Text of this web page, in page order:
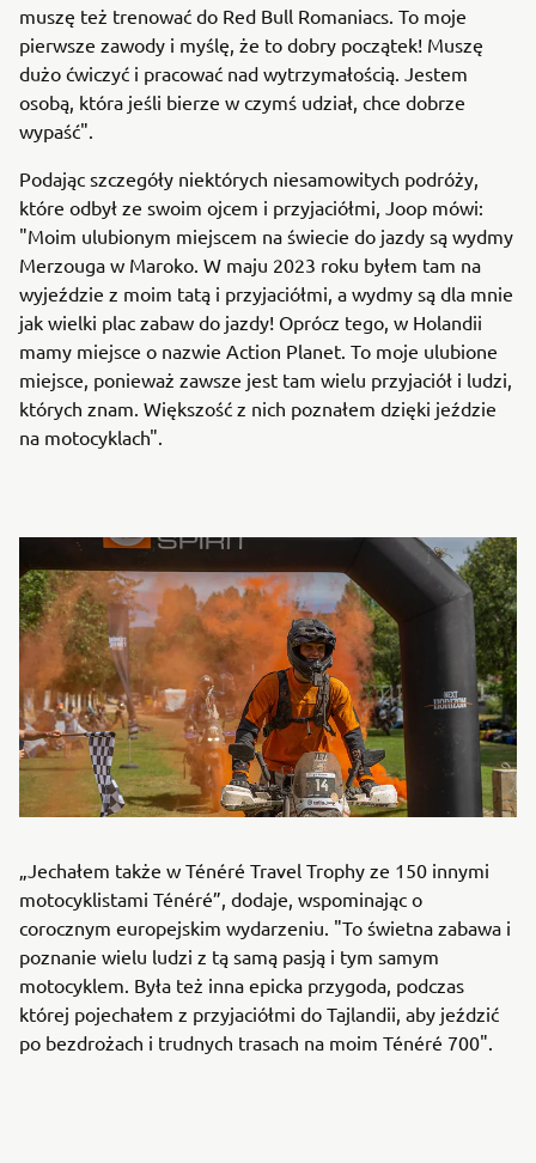
muszę też trenować do Red Bull Romaniacs. To moje
pierwsze zawody i myślę, że to dobry początek! Muszę
dużo ćwiczyć i pracować nad wytrzymałością. Jestem
osobą, która jeśli bierze w czymś udział, chce dobrze
wypaść".
Podając szczegóły niektórych niesamowitych podróży,
które odbył ze swoim ojcem i przyjaciółmi, Joop mówi:
"Moim ulubionym miejscem na świecie do jazdy są wydmy
Merzouga w Maroko. W maju 2023 roku byłem tam na
wyjeździe z moim tatą i przyjaciółmi, a wydmy są dla mnie
jak wielki plac zabaw do jazdy! Oprócz tego, w Holandii
mamy miejsce o nazwie Action Planet. To moje ulubione
miejsce, ponieważ zawsze jest tam wielu przyjaciół i ludzi,
których znam. Większość z nich poznałem dzięki jeździe
na motocyklach".
„Jechałem także w Ténéré Travel Trophy ze 150 innymi
motocyklistami Ténéré”, dodaje, wspominając o
corocznym europejskim wydarzeniu. "To świetna zabawa i
poznanie wielu ludzi z tą samą pasją i tym samym
motocyklem. Była też inna epicka przygoda, podczas
której pojechałem z przyjaciółmi do Tajlandii, aby jeździć
po bezdrożach i trudnych trasach na moim Ténéré 700".